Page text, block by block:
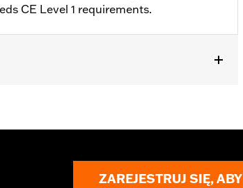
CE Level 1 requirements.
ZAREJESTRUJ SIĘ, ABY